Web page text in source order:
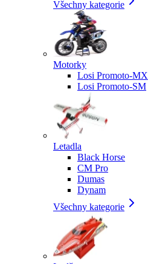
Všechny kategorie
Motorky
Losi Promoto-MX
Losi Promoto-SM
Letadla
Black Horse
CM Pro
Dumas
Dynam
Všechny kategorie